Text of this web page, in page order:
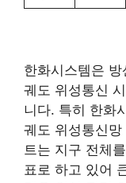
한화시스템은
궤도 위성통신
니다. 특히 한화
궤도 위성통신
트는 지구 전체
표로 하고 있어